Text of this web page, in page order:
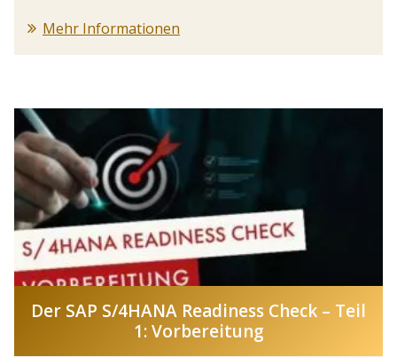
Mehr Informationen
Der SAP S/4HANA Readiness Check – Teil
1: Vorbereitung